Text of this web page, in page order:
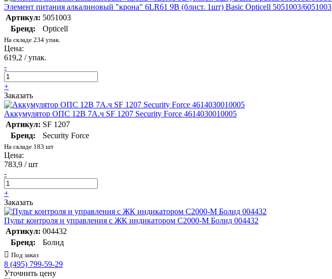
Элемент питания алкалиновый "крона" 6LR61 9В (блист. 1шт) Basic Opticell 5051003/6051003
Артикул: 5051003
Бренд:
Opticell
На складе 234 упак.
Цена:
619,2 / упак.
-
+
Заказать
Аккумулятор ОПС 12В 7А.ч SF 1207 Security Force 4614030010005
Артикул: SF 1207
Бренд:
Security Force
На складе 183 шт
Цена:
783,9 / шт
-
+
Заказать
Пульт контроля и управления с ЖК индикатором С2000-М Болид 004432
Артикул: 004432
Бренд:
Болид
Под заказ
8 (495) 799-59-29
Уточнить цену